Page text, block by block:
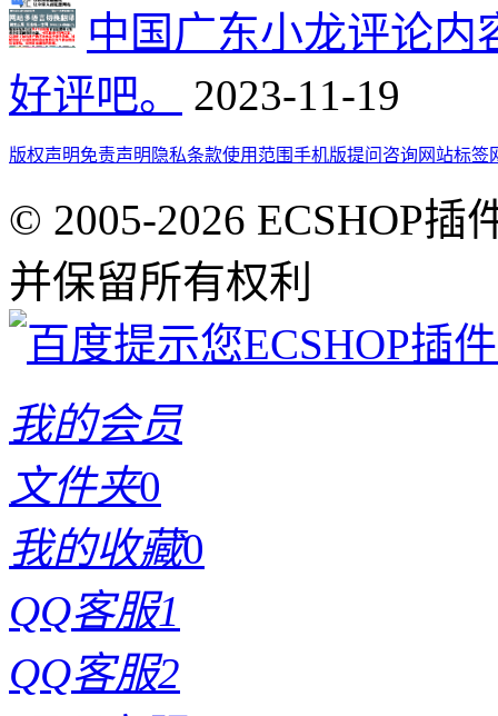
中国广东小龙评论内
好评吧。
2023-11-19
版权声明免责声明 隐私条款使用范围手机版提问咨询 网站标签
© 2005-2026 ECSHOP插
并保留所有权利
我的会员
文件夹0
我的收藏0
QQ客服1
QQ客服2